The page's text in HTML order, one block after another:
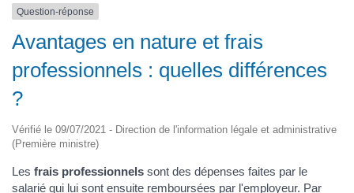
Question-réponse
Avantages en nature et frais
professionnels : quelles différences
?
Vérifié le 09/07/2021 - Direction de l'information légale et administrative
(Première ministre)
Les frais professionnels sont des dépenses faites par le
salarié qui lui sont ensuite remboursées par l'employeur. Par